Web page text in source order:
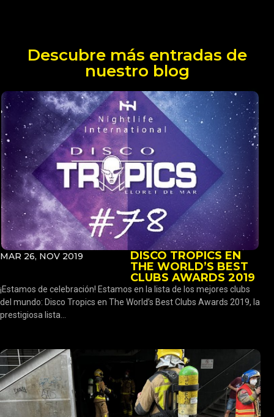
Descubre más entradas de
nuestro blog
MAR 26, NOV 2019
DISCO TROPICS EN
THE WORLD’S BEST
CLUBS AWARDS 2019
¡Estamos de celebración! Estamos en la lista de los mejores clubs
del mundo: Disco Tropics en The World’s Best Clubs Awards 2019, la
prestigiosa lista...